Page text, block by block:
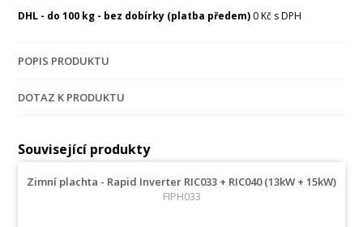
DHL - do 100 kg - bez dobírky (platba předem) 0 Kč s DPH
POPIS PRODUKTU
DOTAZ K PRODUKTU
Související produkty
Zimní plachta - Rapid Inverter RIC033 + RIC040 (13kW + 15kW)
FIPH033